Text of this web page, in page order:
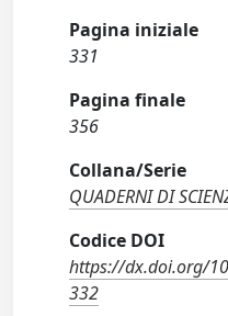
Pagina iniziale
331
Pagina finale
356
Collana/Serie
QUADERNI DI
Codice DOI
https://dx.doi.org/
332